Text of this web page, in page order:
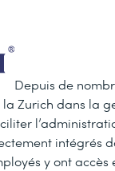
Depuis de
Zurich dans la
intégrés
y ont accès